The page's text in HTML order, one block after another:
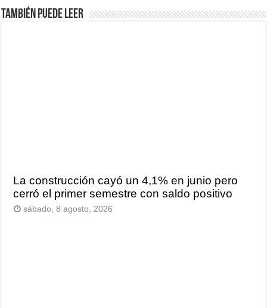
También puede leer
La construcción cayó un 4,1% en junio pero
cerró el primer semestre con saldo positivo
sábado, 8 agosto, 2026